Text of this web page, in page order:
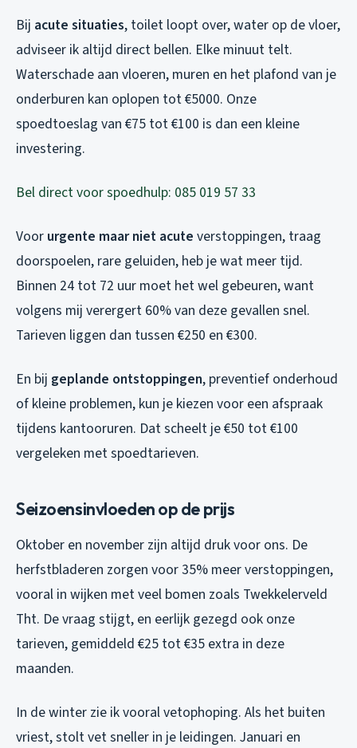
Bij acute situaties, toilet loopt over, water op de vloer,
adviseer ik altijd direct bellen. Elke minuut telt.
Waterschade aan vloeren, muren en het plafond van je
onderburen kan oplopen tot €5000. Onze
spoedtoeslag van €75 tot €100 is dan een kleine
investering.
Bel direct voor spoedhulp: 085 019 57 33
Voor urgente maar niet acute verstoppingen, traag
doorspoelen, rare geluiden, heb je wat meer tijd.
Binnen 24 tot 72 uur moet het wel gebeuren, want
volgens mij verergert 60% van deze gevallen snel.
Tarieven liggen dan tussen €250 en €300.
En bij geplande ontstoppingen, preventief onderhoud
of kleine problemen, kun je kiezen voor een afspraak
tijdens kantooruren. Dat scheelt je €50 tot €100
vergeleken met spoedtarieven.
Seizoensinvloeden op de prijs
Oktober en november zijn altijd druk voor ons. De
herfstbladeren zorgen voor 35% meer verstoppingen,
vooral in wijken met veel bomen zoals Twekkelerveld
Tht. De vraag stijgt, en eerlijk gezegd ook onze
tarieven, gemiddeld €25 tot €35 extra in deze
maanden.
In de winter zie ik vooral vetophoping. Als het buiten
vriest, stolt vet sneller in je leidingen. Januari en